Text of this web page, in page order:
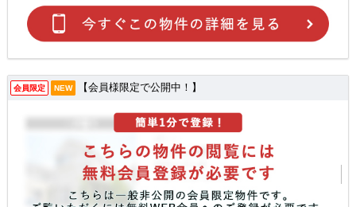
会員限定 NEW 【会員様限定で公開中！】